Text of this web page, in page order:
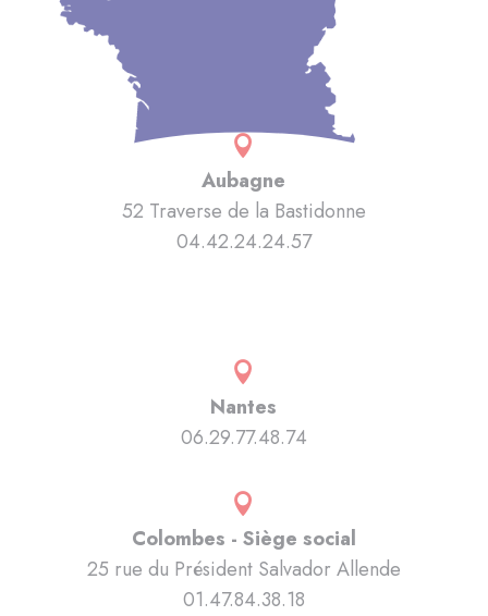

Aubagne
52 Traverse de la Bastidonne
04.42.24.24.57

Nantes
06.29.77.48.74

Colombes - Siège social
25 rue du Président Salvador Allende
01.47.84.38.18